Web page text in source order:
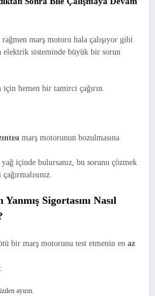
rağmen marş motoru hala çalışıyor gibi
elektrik sisteminde büyük bir sorun
hemen bir tamirci çağırın.
marş motorunun bozulmasına
içinde bulursanız, bu sorunu çözmek
Sigortasını Nasıl
bir marş motorunu test etmenin en az
ayırın.